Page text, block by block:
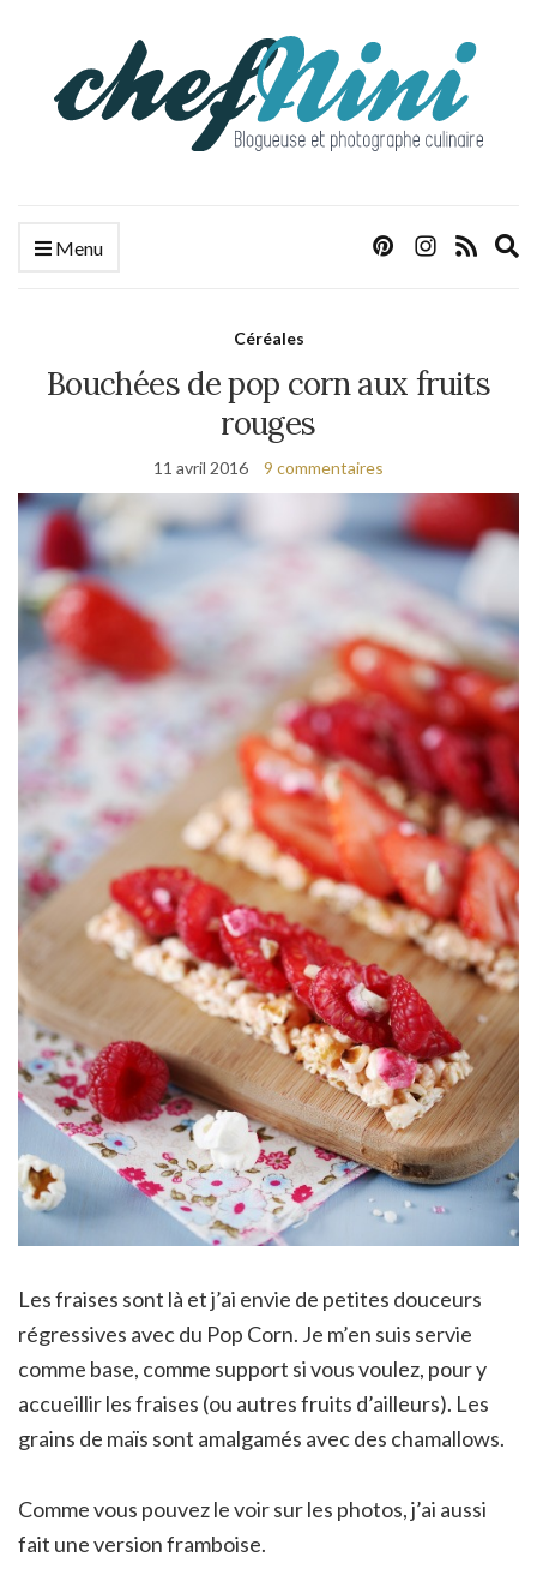
Menu
Céréales
Bouchées de pop corn aux fruits
rouges
11 avril 2016 9 commentaires
Les fraises sont là et j’ai envie de petites douceurs
régressives avec du Pop Corn. Je m’en suis servie
comme base, comme support si vous voulez, pour y
accueillir les fraises (ou autres fruits d’ailleurs). Les
grains de maïs sont amalgamés avec des chamallows.
Comme vous pouvez le voir sur les photos, j’ai aussi
fait une version framboise.